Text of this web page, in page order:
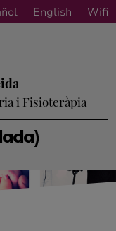
English Wifi
i Fisioteràpia